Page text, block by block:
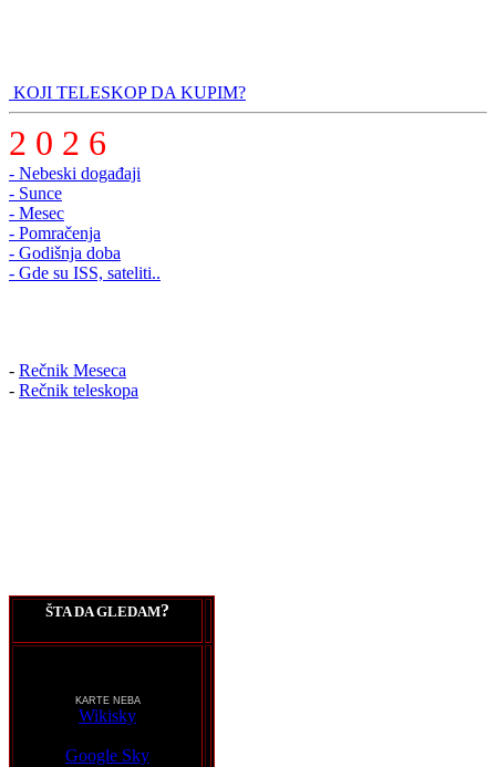
KOJI TELESKOP DA KUPIM?
2 0 2 6
- Nebeski događaji
- Sunce
- Mesec
- Pomračenja
- Godišnja doba
- Gde su ISS, sateliti..
- Rečnik Meseca
- Rečnik teleskopa
ŠTA DA GLEDAM?
KARTE NEBA
Wikisky
Google Sky